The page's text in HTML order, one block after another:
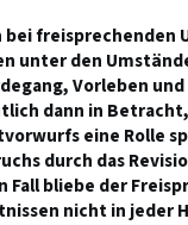
bei
unter den
Vorleben
dann in
eine Rolle
durch das
Fall bliebe der
nicht in jeder